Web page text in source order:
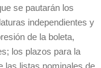
se pautarán los
independientes y
de la boleta,
los plazos para la
las listas nominales de